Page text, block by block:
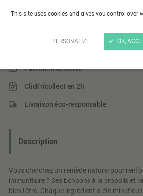
This site uses cookies and gives you control over
PERSONALIZE OK,
Paiement sécurisé
Click'n'collect en 2h
Livraison éco-responsable
Description
Vous cherchez un remède naturel pour
immunitaire ? Ces bonbons à la propolis et
bien l'être. Chaque ingrédient a été